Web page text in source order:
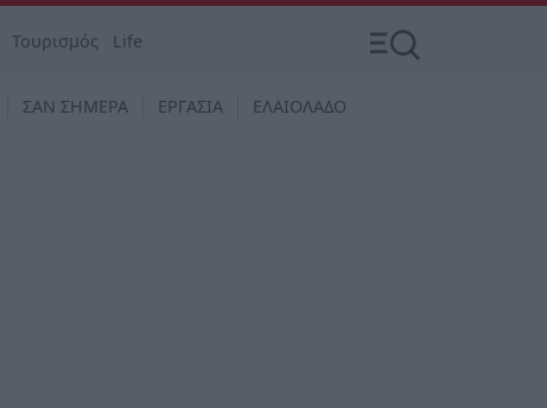
Τουρισμός Life
ΣΑΝ ΣΗΜΕΡΑ ΕΡΓΑΣΙΑ ΕΛΑΙΟΛΑΔΟ